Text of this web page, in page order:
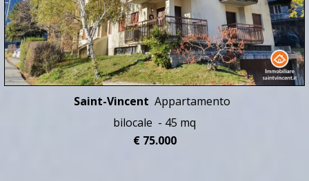
Saint-Vincent Appartamento
bilocale - 45 mq
€ 75.000